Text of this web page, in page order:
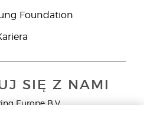
Foundation
SIĘ Z NAMI
Europe B.V.